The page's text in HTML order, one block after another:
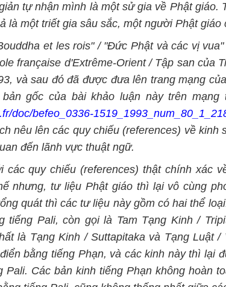
tự nhận mình là một sử gia về Phật giáo.
là một triết gia sâu sắc, một người Phật giáo
et les rois" / "Đức Phật và các vị
française d'Extrême-Orient / Tập san của
và sau đó đã được đưa lên trang mạng
gốc của bài khảo luận này trên mạng
doc/befeo_0336-
nêu lên các quy chiếu (references) về kinh
đến lãnh vực thuật ngữ.
các quy chiếu (references) thật chính xác
nhưng, tư liệu Phật giáo thì lại vô cùng
quát thì các tư liệu này gồm có hai thể
tiếng Pali, còn gọi là Tam Tạng Kinh /
là Tạng Kinh / Suttapitaka và Tạng Luật /
bằng tiếng Phạn, và các kinh này thì lại
Pali. Các bản kinh tiếng Phạn không hoàn